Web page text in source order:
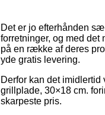
Det er jo efterhånden
forretninger, og med
på en række af deres
yde gratis levering.
Derfor kan det
grillplade, 30×18 cm.
skarpeste pris.